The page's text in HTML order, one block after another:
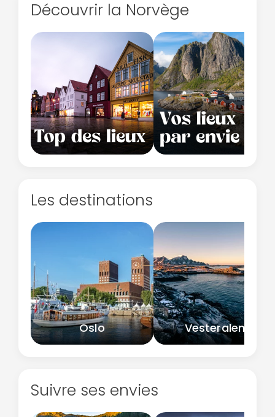
Découvrir la Norvège
Les destinations
Oslo Vesteralen
Suivre ses envies